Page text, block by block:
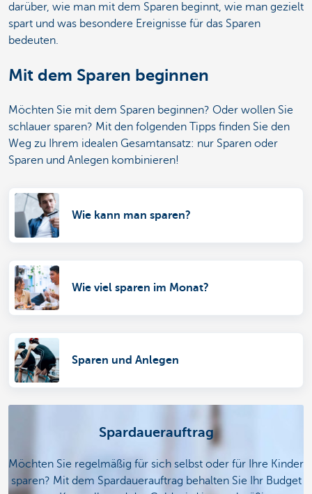
darüber, wie man mit dem Sparen beginnt, wie man gezielt
spart und was besondere Ereignisse für das Sparen
bedeuten.
Mit dem Sparen beginnen
Möchten Sie mit dem Sparen beginnen? Oder wollen Sie
schlauer sparen? Mit den folgenden Tipps finden Sie den
Weg zu Ihrem idealen Gesamtansatz: nur Sparen oder
Sparen und Anlegen kombinieren!
Wie kann man sparen?
Wie viel sparen im Monat?
Sparen und Anlegen
Spardauerauftrag
Möchten Sie regelmäßig für sich selbst oder für Ihre Kinder
sparen? Mit dem Spardauerauftrag behalten Sie Ihr Budget